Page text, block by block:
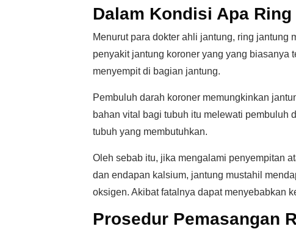
Dalam Kondisi Apa
Menurut para dokter ahli jantung, ring
penyakit jantung koroner yang yang biasanya
menyempit di bagian jantung.
Pembuluh darah koroner memungkinkan
bahan vital bagi tubuh itu melewati pembuluh
tubuh yang membutuhkan.
Oleh sebab itu, jika mengalami penyempitan
dan endapan kalsium, jantung mustahil
oksigen. Akibat fatalnya dapat menyebabkan
Prosedur Pemasangan